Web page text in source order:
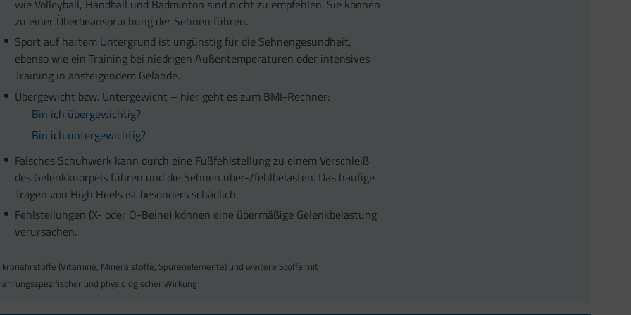
wie Volleyball, Handball und Badminton sind nicht zu empfehlen. Sie können
zu einer Überbeanspruchung der Sehnen führen.
Sport auf hartem Untergrund ist ungünstig für die Sehnengesundheit,
ebenso wie ein Training bei niedrigen Außentemperaturen oder intensives
Training in ansteigendem Gelände.
Übergewicht bzw. Untergewicht – hier geht es zum BMI-Rechner:
Bin ich übergewichtig?
Bin ich untergewichtig?
Falsches Schuhwerk kann durch eine Fußfehlstellung zu einem Verschleiß
des Gelenkknorpels führen und die Sehnen über-/fehlbelasten. Das häufige
Tragen von High Heels ist besonders schädlich.
Fehlstellungen (X- oder O-Beine) können eine übermäßige Gelenkbelastung
verursachen.
(Vitamine, Mineralstoffe, Spurenelemente) und weitere Stoffe mit
und physiologischer Wirkung